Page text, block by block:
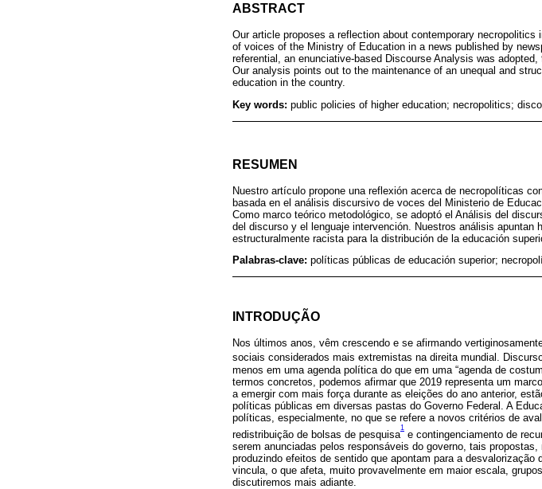
ABSTRACT
Our article proposes a reflection about contemporary
of voices of the Ministry of Education in a news published by
referential, an enunciative-based Discourse Analysis was
Our analysis points out to the maintenance of an unequal and
education in the country.
Key words: public policies of higher education; necropolitics;
RESUMEN
Nuestro artículo propone una reflexión acerca de necropolíticas
basada en el análisis discursivo de voces del Ministerio de
Como marco teórico metodológico, se adoptó el Análisis del
del discurso y el lenguaje intervención. Nuestros análisis
estructuralmente racista para la distribución de la educación
Palabras-clave: políticas públicas de educación superior;
INTRODUÇÃO
Nos últimos anos, vêm crescendo e se afirmando
sociais considerados mais extremistas na direita mundial.
menos em uma agenda política do que em uma “agenda de
termos concretos, podemos afirmar que 2019 representa um
a emergir com mais força durante as eleições do ano anterior,
políticas públicas em diversas pastas do Governo Federal. A
políticas, especialmente, no que se refere a novos critérios de
redistribuição de bolsas de pesquisa
1
e contingenciamento de
serem anunciadas pelos responsáveis do governo, tais
produzindo efeitos de sentido que apontam para a
vincula, o que afeta, muito provavelmente em maior escala,
discutiremos mais adiante.